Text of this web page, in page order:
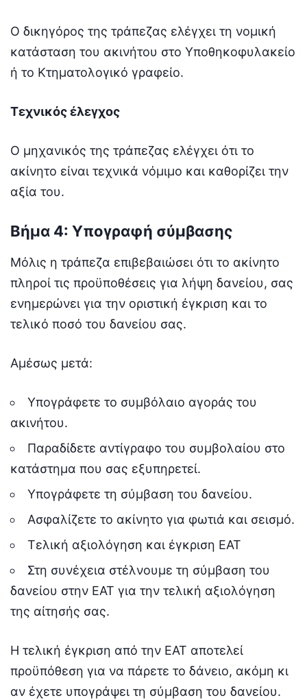
Ο δικηγόρος της τράπεζας ελέγχει τη νομική
κατάσταση του ακινήτου στο Υποθηκοφυλακείο
ή το Κτηματολογικό γραφείο.
Τεχνικός έλεγχος
Ο μηχανικός της τράπεζας ελέγχει ότι το
ακίνητο είναι τεχνικά νόμιμο και καθορίζει την
αξία του.
Βήμα 4: Υπογραφή σύμβασης
Μόλις η τράπεζα επιβεβαιώσει ότι το ακίνητο
πληροί τις προϋποθέσεις για λήψη δανείου, σας
ενημερώνει για την οριστική έγκριση και το
τελικό ποσό του δανείου σας.
Αμέσως μετά:
Υπογράφετε το συμβόλαιο αγοράς του
ακινήτου.
Παραδίδετε αντίγραφο του συμβολαίου στο
κατάστημα που σας εξυπηρετεί.
Υπογράφετε τη σύμβαση του δανείου.
Ασφαλίζετε το ακίνητο για φωτιά και σεισμό.
Τελική αξιολόγηση και έγκριση ΕΑΤ
Στη συνέχεια στέλνουμε τη σύμβαση του
δανείου στην ΕΑΤ για την τελική αξιολόγηση
της αίτησής σας.
Η τελική έγκριση από την ΕΑΤ αποτελεί
προϋπόθεση για να πάρετε το δάνειο, ακόμη κι
αν έχετε υπογράψει τη σύμβαση του δανείου.